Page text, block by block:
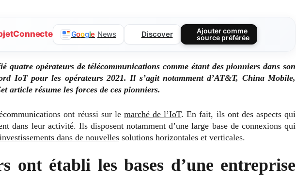
Google News Discover
Ajouter comme
source préférée
quatre opérateurs de télécommunications comme étant des pionniers dans son
IoT pour les opérateurs 2021. Il s’agit notamment d’AT&T, China Mobile,
article résume les forces de ces pionniers.
ont réussi sur le marché de l’IoT. En fait, ils ont des aspects qui
dans leur activité. Ils disposent notamment d’une large base de connexions qui
investissements dans de nouvelles solutions horizontales et verticales.
ont établi les bases d’une entreprise